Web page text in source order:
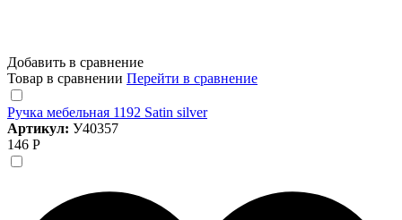
Добавить в сравнение
Товар в сравнении Перейти в сравнение
Ручка мебельная 1192 Satin silver
Артикул: У40357
146 Р